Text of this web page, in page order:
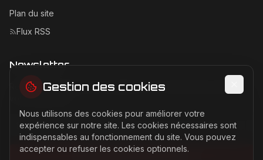
Plan du site
Flux RSS
Newsletter
Recevez les dernières actualités Ferrari directement dans
Adresse email pour la newsletter
S'abonner à la newsletter
Gestion des cookies
Nous utilisons des cookies pour améliorer votre
expérience sur notre site. Les cookies nécessaires sont
indispensables au fonctionnement du site. Vous pouvez
accepter ou refuser les cookies optionnels.